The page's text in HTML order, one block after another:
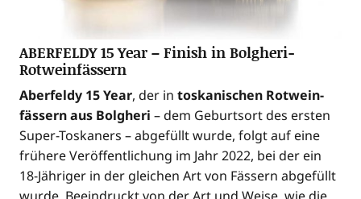
ABERFELDY 15 Year – Finish in Bolgheri-
Rotweinfässern
Aber­fel­dy 15 Year, der in tos­ka­ni­schen Rot­wein­
fäs­sern aus Bolg­he­ri – dem Geburts­ort des ers­ten
Super-Tos­ka­ners – abge­füllt wur­de, folgt auf eine
frü­he­re Ver­öf­fent­li­chung im Jahr 2022, bei der ein
18-Jäh­ri­ger in der glei­chen Art von Fäs­sern abge­füllt